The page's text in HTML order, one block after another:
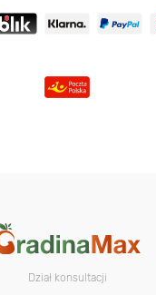
Dział konsultacji